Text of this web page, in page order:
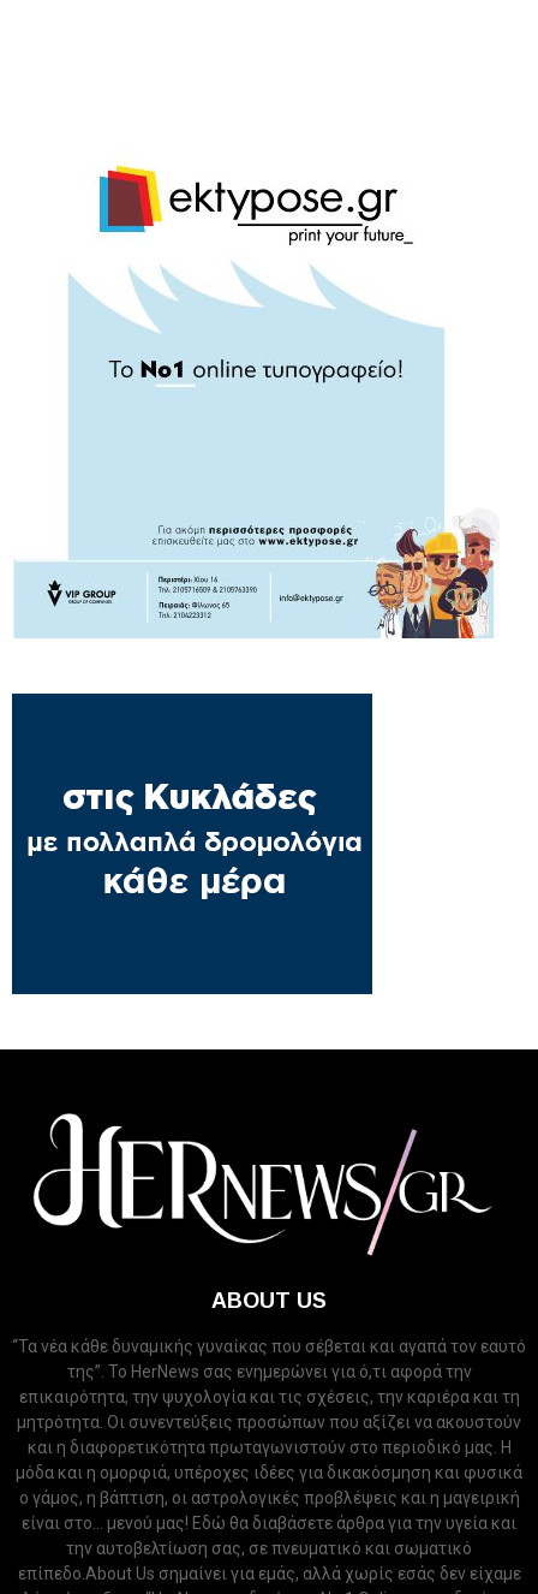
ABOUT US
“Τα νέα κάθε δυναμικής γυναίκας που σέβεται και αγαπά τον εαυτό
της”. Το HerNews σας ενημερώνει για ό,τι αφορά την
επικαιρότητα, την ψυχολογία και τις σχέσεις, την καριέρα και τη
μητρότητα. Οι συνεντεύξεις προσώπων που αξίζει να ακουστούν
και η διαφορετικότητα πρωταγωνιστούν στο περιοδικό μας. Η
μόδα και η ομορφιά, υπέροχες ιδέες για δικακόσμηση και φυσικά
ο γάμος, η βάπτιση, οι αστρολογικές προβλέψεις και η μαγειρική
είναι στο... μενού μας! Εδώ θα διαβάσετε άρθρα για την υγεία και
την αυτοβελτίωση σας, σε πνευματικό και σωματικό
επίπεδο.About Us σημαίνει για εμάς, αλλά χωρίς εσάς δεν είχαμε